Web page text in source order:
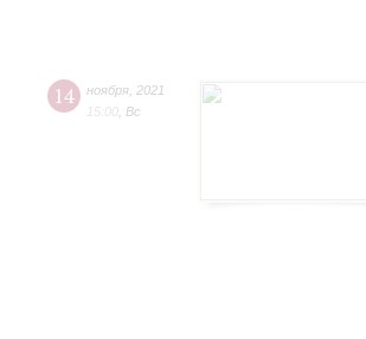
14 ноября 2021
15:00 Вс